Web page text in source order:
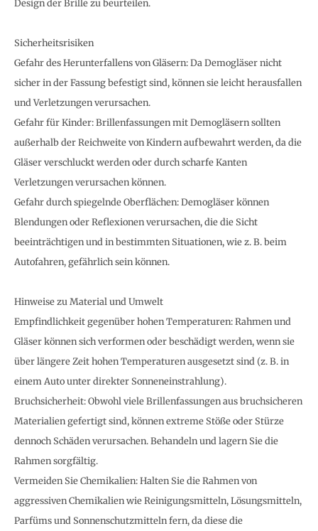
Design der Brille zu beurteilen.
Sicherheitsrisiken
Gefahr des Herunterfallens von Gläsern: Da Demogläser nicht
sicher in der Fassung befestigt sind, können sie leicht herausfallen
und Verletzungen verursachen.
Gefahr für Kinder: Brillenfassungen mit Demogläsern sollten
außerhalb der Reichweite von Kindern aufbewahrt werden, da die
Gläser verschluckt werden oder durch scharfe Kanten
Verletzungen verursachen können.
Gefahr durch spiegelnde Oberflächen: Demogläser können
Blendungen oder Reflexionen verursachen, die die Sicht
beeinträchtigen und in bestimmten Situationen, wie z. B. beim
Autofahren, gefährlich sein können.
Hinweise zu Material und Umwelt
Empfindlichkeit gegenüber hohen Temperaturen: Rahmen und
Gläser können sich verformen oder beschädigt werden, wenn sie
über längere Zeit hohen Temperaturen ausgesetzt sind (z. B. in
einem Auto unter direkter Sonneneinstrahlung).
Bruchsicherheit: Obwohl viele Brillenfassungen aus bruchsicheren
Materialien gefertigt sind, können extreme Stöße oder Stürze
dennoch Schäden verursachen. Behandeln und lagern Sie die
Rahmen sorgfältig.
Vermeiden Sie Chemikalien: Halten Sie die Rahmen von
aggressiven Chemikalien wie Reinigungsmitteln, Lösungsmitteln,
Parfüms und Sonnenschutzmitteln fern, da diese die